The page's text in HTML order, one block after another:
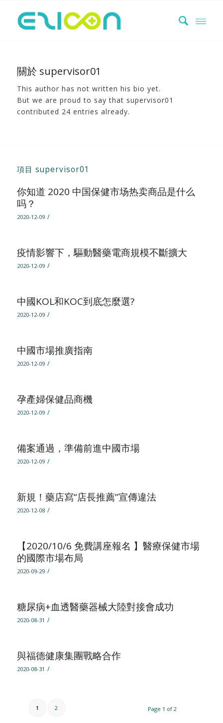
關於 supervisor01
This author has not written his bio yet.
But we are proud to say that supervisor01
contributed 24 entries already.
項目 supervisor01
你知道 2020 中国保健市场热卖商品是什么
吗？
2020-12-09 /
疫情影響下，驅動醫藥電商規模不斷擴大
2020-12-09 /
中國KOL和KOC到底怎麼選?
2020-12-09 /
中國市場推廣指南
2020-12-09 /
孕產婦保健品商機
2020-12-09 /
備案通過，準備前進中國市場
2020-12-09 /
新規！藥店寫“店長推薦”宣傳違法
2020-12-08 /
【2020/10/6 免費講座報名 】醫療保健市場
的國際市場布局
2020-09-29 /
糖尿病+血透醫藥器械大陸對接會成功
2020-08-31 /
與福德健康集團戰略合作
2020-08-31 /
Page 1 of 2
1 2